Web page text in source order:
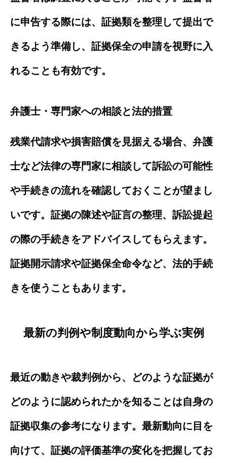
に申告する際には、証拠類を整理して提出で
きるよう準備し、証拠保全の申請を視野に入
れることも有効です。
弁護士・専門家への相談と法的措置
残業代請求や損害賠償を見据える場合、弁護
士など法律の専門家に相談して訴訟の可能性
や手続きの流れを確認しておくことが望まし
いです。証拠の陳述や証言の整理、訴訟提起
の際の手続きをアドバイスしてもらえます。
証拠開示請求や証拠保全命令など、法的手続
きを使うこともあります。
最新の判例や制度動向から学ぶ実例
最近の動きや裁判例から、どのような証拠が
どのように認められたかを知ることは自身の
証拠収集の参考になります。最新動向に目を
向けて、証拠の評価基準の変化を把握してお